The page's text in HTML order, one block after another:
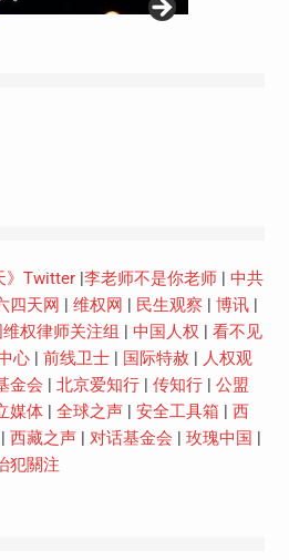
》Twitter| 李老师不是你老师| 中共
四天网 维权网 民生观察 博讯|
权律师关注组 中国人权
看不见
心| 前线卫士| 国际特赦
人权观
金会 北京爱知行| 传知行| 公盟
媒体| 全球之声| 安全工具箱
西
西藏之声| 对话基金会 玫瑰中国
犯關注